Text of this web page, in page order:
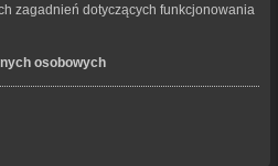
zagadnień dotyczących funkcjonowania
osobowych